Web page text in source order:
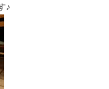
♪